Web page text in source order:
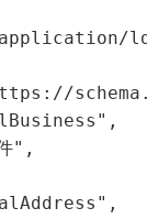
,
" ,
,